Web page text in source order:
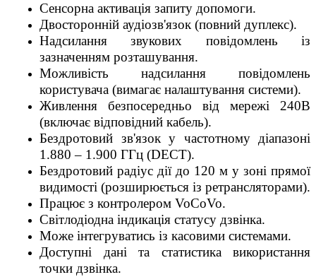
Сенсорна активація запиту допомоги.
Двосторонній аудіозв'язок (повний дуплекс).
Надсилання звукових повідомлень із
зазначенням розташування.
Можливість надсилання повідомлень
користувача (вимагає налаштування системи).
Живлення безпосередньо від мережі 240В
(включає відповідний кабель).
Бездротовий зв'язок у частотному діапазоні
1.880 – 1.900 ГГц (DECT).
Бездротовий радіус дії до 120 м у зоні прямої
видимості (розширюється із ретрансляторами).
Працює з контролером VoCoVo.
Світлодіодна індикація статусу дзвінка.
Може інтегруватись із касовими системами.
Доступні дані та статистика використання
точки дзвінка.